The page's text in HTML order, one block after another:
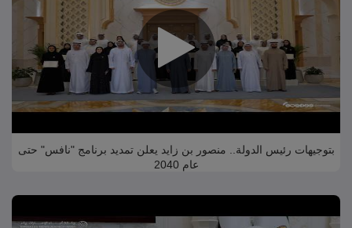
بتوجيهات رئيس الدولة.. منصور بن زايد يعلن تمديد برنامج "نافس" حتى
عام 2040